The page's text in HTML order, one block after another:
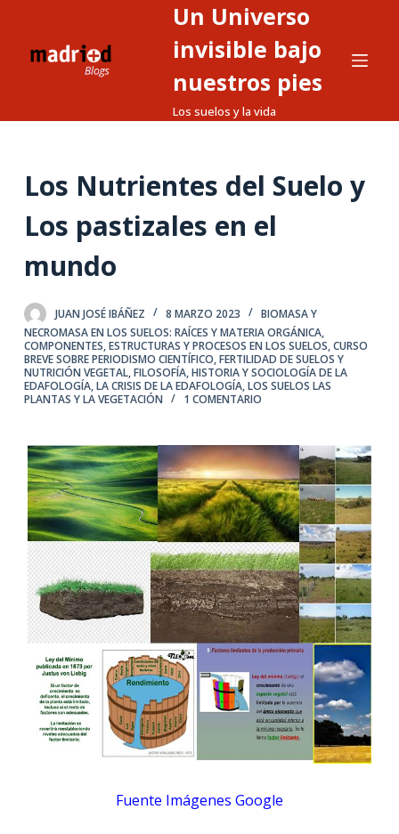
n
d
o
Un Universo
invisible bajo
nuestros pies
Los suelos y la vida
Los Nutrientes del Suelo y
Los pastizales en el
mundo
JUAN JOSÉ IBÁÑEZ 8 MARZO 2023
BIOMASA Y
NECROMASA EN LOS SUELOS: RAÍCES Y MATERIA ORGÁNICA,
COMPONENTES, ESTRUCTURAS Y PROCESOS EN LOS SUELOS,CURSO
BREVE SOBRE PERIODISMO CIENTÍFICO,FERTILIDAD DE SUELOS Y
NUTRICIÓN VEGETAL,FILOSOFÍA, HISTORIA Y SOCIOLOGÍA DE LA
EDAFOLOGÍA,LA CRISIS DE LA EDAFOLOGÍA,LOS SUELOS LAS
PLANTAS Y LA VEGETACIÓN
1 COMENTARIO
Fuente Imágenes Google